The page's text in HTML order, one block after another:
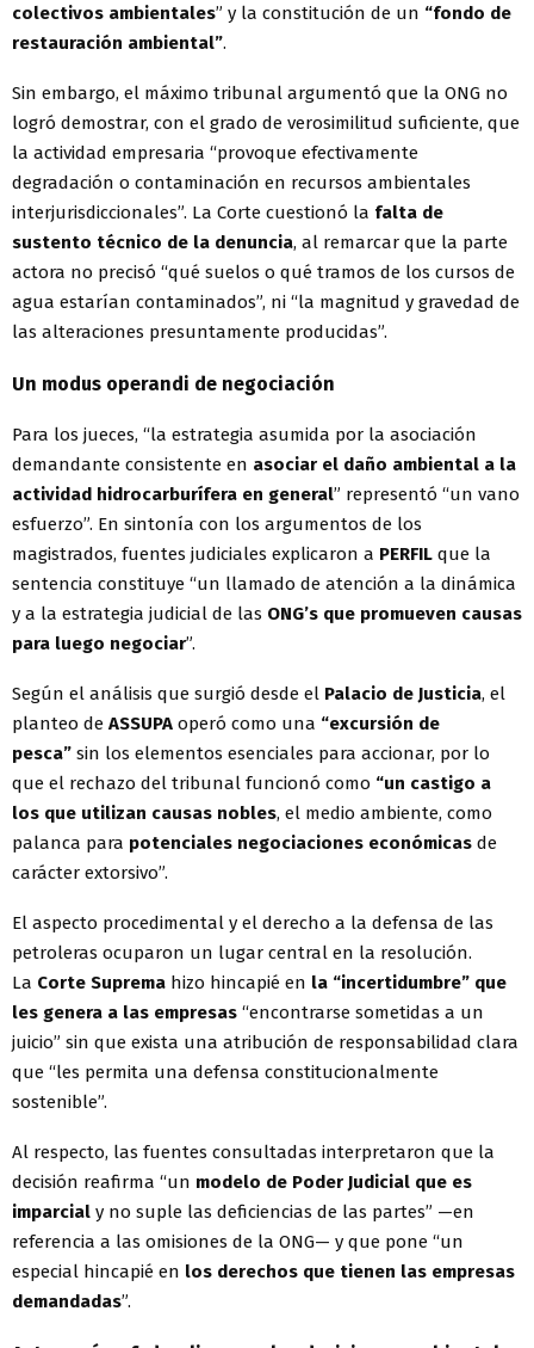
colectivos ambientales” y la constitución de un “fondo de
restauración ambiental”.
Sin embargo, el máximo tribunal argumentó que la ONG no
logró demostrar, con el grado de verosimilitud suficiente, que
la actividad empresaria “provoque efectivamente
degradación o contaminación en recursos ambientales
interjurisdiccionales”. La Corte cuestionó la falta de
sustento técnico de la denuncia, al remarcar que la parte
actora no precisó “qué suelos o qué tramos de los cursos de
agua estarían contaminados”, ni “la magnitud y gravedad de
las alteraciones presuntamente producidas”.
Un modus operandi de negociación
Para los jueces, “la estrategia asumida por la asociación
demandante consistente en asociar el daño ambiental a la
actividad hidrocarburífera en general” representó “un vano
esfuerzo”. En sintonía con los argumentos de los
magistrados, fuentes judiciales explicaron a PERFIL que la
sentencia constituye “un llamado de atención a la dinámica
y a la estrategia judicial de las ONG’s que promueven causas
para luego negociar”.
Según el análisis que surgió desde el Palacio de Justicia, el
planteo de ASSUPA operó como una “excursión de
pesca” sin los elementos esenciales para accionar, por lo
que el rechazo del tribunal funcionó como “un castigo a
los que utilizan causas nobles, el medio ambiente, como
palanca para potenciales negociaciones económicas de
carácter extorsivo”.
El aspecto procedimental y el derecho a la defensa de las
petroleras ocuparon un lugar central en la resolución.
La Corte Suprema hizo hincapié en la “incertidumbre” que
les genera a las empresas “encontrarse sometidas a un
juicio” sin que exista una atribución de responsabilidad clara
que “les permita una defensa constitucionalmente
sostenible”.
Al respecto, las fuentes consultadas interpretaron que la
decisión reafirma “un modelo de Poder Judicial que es
imparcial y no suple las deficiencias de las partes” —en
referencia a las omisiones de la ONG— y que pone “un
especial hincapié en los derechos que tienen las empresas
demandadas”.